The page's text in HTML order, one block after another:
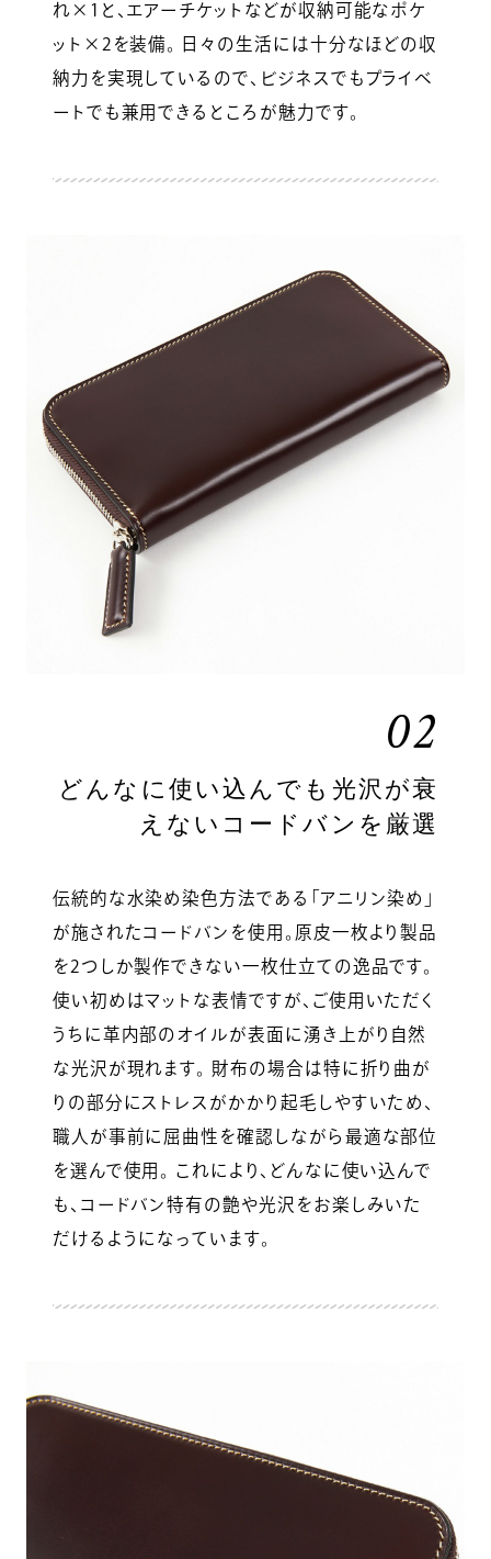
れ×1と、エアーチケットなどが収納可能なポケ
ット×2を装備。 日々の生活には十分なほどの収
納力を実現しているので、ビジネスでもプライベ
ートでも兼用できるところが魅力です。
02
どんなに使い込んでも光沢が衰
えないコードバンを厳選
伝統的な水染め染色方法である「アニリン染め」
が施されたコードバンを使用。原皮一枚より製品
を2つしか製作できない一枚仕立ての逸品です。
使い初めはマットな表情ですが、ご使用いただく
うちに革内部のオイルが表面に湧き上がり自然
な光沢が現れます。 財布の場合は特に折り曲が
りの部分にストレスがかかり起毛しやすいため、
職人が事前に屈曲性を確認しながら最適な部位
を選んで使用。 これにより、どんなに使い込んで
も、コードバン特有の艶や光沢をお楽しみいた
だけるようになっています。